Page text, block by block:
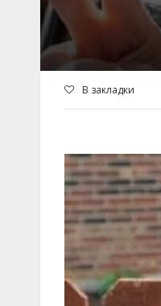
В закладки